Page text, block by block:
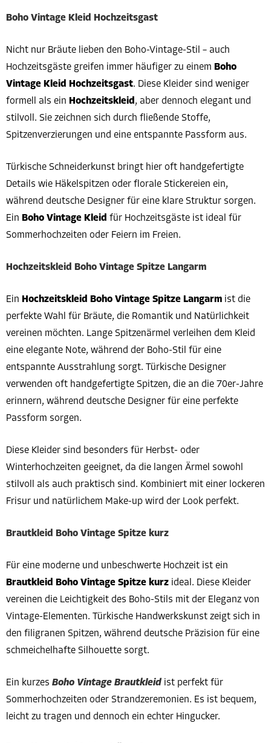
Boho Vintage Kleid Hochzeitsgast
Nicht nur Bräute lieben den Boho-Vintage-Stil – auch
Hochzeitsgäste greifen immer häufiger zu einem Boho
Vintage Kleid Hochzeitsgast. Diese Kleider sind weniger
formell als ein Hochzeitskleid , aber dennoch elegant und
stilvoll. Sie zeichnen sich durch fließende Stoffe,
Spitzenverzierungen und eine entspannte Passform aus.
Türkische Schneiderkunst bringt hier oft handgefertigte
Details wie Häkelspitzen oder florale Stickereien ein,
während deutsche Designer für eine klare Struktur sorgen.
Ein Boho Vintage Kleid für Hochzeitsgäste ist ideal für
Sommerhochzeiten oder Feiern im Freien.
Hochzeitskleid Boho Vintage Spitze Langarm
Ein Hochzeitskleid Boho Vintage Spitze Langarm ist die
perfekte Wahl für Bräute, die Romantik und Natürlichkeit
vereinen möchten. Lange Spitzenärmel verleihen dem Kleid
eine elegante Note, während der Boho-Stil für eine
entspannte Ausstrahlung sorgt. Türkische Designer
verwenden oft handgefertigte Spitzen, die an die 70er-Jahre
erinnern, während deutsche Designer für eine perfekte
Passform sorgen.
Diese Kleider sind besonders für Herbst- oder
Winterhochzeiten geeignet, da die langen Ärmel sowohl
stilvoll als auch praktisch sind. Kombiniert mit einer lockeren
Frisur und natürlichem Make-up wird der Look perfekt.
Brautkleid Boho Vintage Spitze kurz
Für eine moderne und unbeschwerte Hochzeit ist ein
Brautkleid Boho Vintage Spitze kurz ideal. Diese Kleider
vereinen die Leichtigkeit des Boho-Stils mit der Eleganz von
Vintage-Elementen. Türkische Handwerkskunst zeigt sich in
den filigranen Spitzen, während deutsche Präzision für eine
schmeichelhafte Silhouette sorgt.
Ein kurzes Boho Vintage Brautkleid ist perfekt für
Sommerhochzeiten oder Strandzeremonien. Es ist bequem,
leicht zu tragen und dennoch ein echter Hingucker.